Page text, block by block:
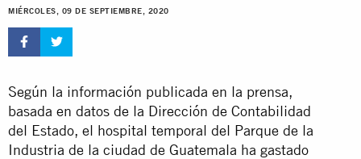
MIÉRCOLES, 09 DE SEPTIEMBRE, 2020
Según la información publicada en la prensa,
basada en datos de la Dirección de Contabilidad
del Estado, el hospital temporal del Parque de la
Industria de la ciudad de Guatemala ha gastado